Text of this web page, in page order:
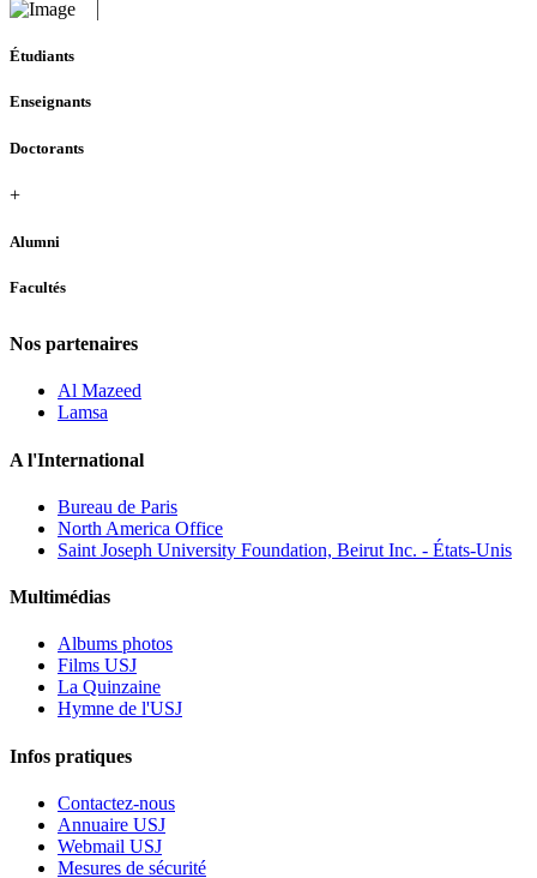
Étudiants
Enseignants
Doctorants
+
Alumni
Facultés
Nos partenaires
Al Mazeed
Lamsa
A l'International
Bureau de Paris
North America Office
Saint Joseph University Foundation, Beirut Inc. - États-Unis
Multimédias
Albums photos
Films USJ
La Quinzaine
Hymne de l'USJ
Infos pratiques
Contactez-nous
Annuaire USJ
Webmail USJ
Mesures de sécurité